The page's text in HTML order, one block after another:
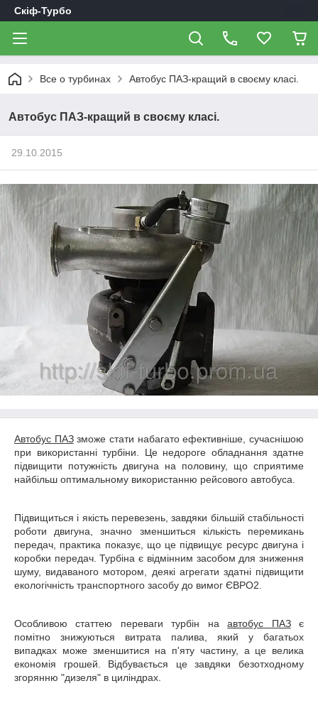
Скіф-Турбо
Все о турбинах Автобус ПАЗ-кращий в своєму класі.
Автобус ПАЗ-кращий в своєму класі.
29.10.2015
Автобус ПАЗзможе стати набагато ефективніше, сучаснішою
при використанні турбіни. Це недороге обладнання здатне
підвищити потужність двигуна на половину, що сприятиме
найбільш оптимальному використанню рейсового автобуса.
Підвищиться і якість перевезень, завдяки більшій стабільності
роботи двигуна, значно зменшиться кількість перемикань
передач, практика показує, що це підвищує ресурс двигуна і
коробки передач. Турбіна є відмінним засобом для зниження
шуму, видаваного мотором, деякі агрегати здатні підвищити
екологічність транспортного засобу до вимог ЄВРО2.
Особливою статтею переваги турбін наавтобус ПАЗє
помітно знижуються витрата палива, який у багатьох
випадках може зменшитися на п'яту частину, а це велика
економія грошей. Відбувається це завдяки безотходному
згорянню "дизеля" в циліндрах.